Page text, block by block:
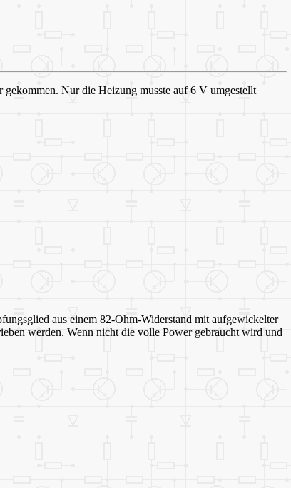
gekommen. Nur die Heizung musste auf 6 V umgestellt
aus einem 82-Ohm-Widerstand mit aufgewickelter
werden. Wenn nicht die volle Power gebraucht wird und